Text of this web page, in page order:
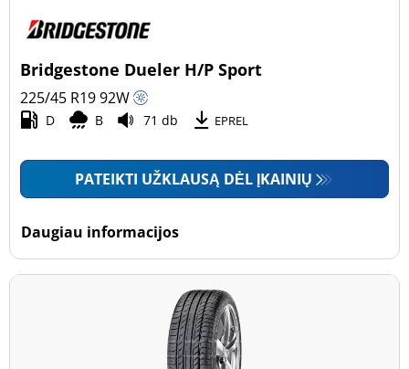
Bridgestone Dueler H/P Sport
225/45 R1992W
D B 71 db EPREL
PATEIKTI UŽKLAUSĄ DĖL ĮKAINIŲ
Daugiau informacijos